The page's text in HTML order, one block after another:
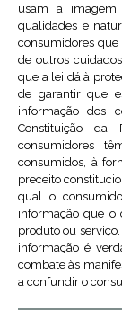
usam a imagem
qualidades e
consumidores
de outros
que a lei dá à
de garantir que
informação dos
Constituição da
consumidores
consumidos, à
preceito
qual o
informação que o
produto ou
informação é
combate às
a confundir o